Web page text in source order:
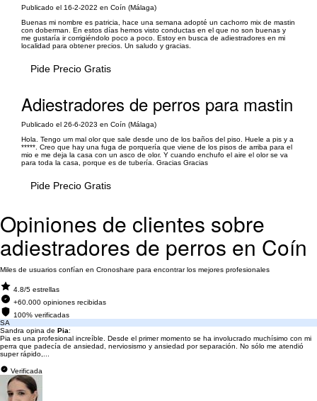
Publicado el 16-2-2022 en Coín (Málaga)
Buenas mi nombre es patricia, hace una semana adopté un cachorro mix de mastin
con doberman. En estos días hemos visto conductas en el que no son buenas y
me gustaría ir corrigiéndolo poco a poco. Estoy en busca de adiestradores en mi
localidad para obtener precios. Un saludo y gracias.
Pide Precio Gratis
Adiestradores de perros para mastin
Publicado el 26-6-2023 en Coín (Málaga)
Hola. Tengo um mal olor que sale desde uno de los baños del piso. Huele a pis y a
*****. Creo que hay una fuga de porquería que viene de los pisos de arriba para el
mio e me deja la casa con un asco de olor. Y cuando enchufo el aire el olor se va
para toda la casa, porque es de tubería. Gracias Gracias
Pide Precio Gratis
Opiniones de clientes sobre
adiestradores de perros en Coín
Miles de usuarios confían en Cronoshare para encontrar los mejores profesionales
4.8/5 estrellas
+60.000 opiniones recibidas
100% verificadas
SA
Sandra opina de Pia:
Pia es una profesional increíble. Desde el primer momento se ha involucrado muchísimo con mi
perra que padecía de ansiedad, nerviosismo y ansiedad por separación. No sólo me atendió
super rápido,...
Verificada